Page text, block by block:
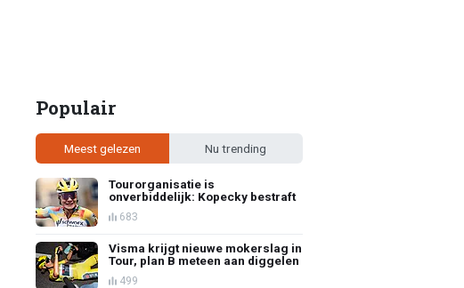
Populair
Meest gelezen Nu trending
Tourorganisatie is
onverbiddelijk: Kopecky bestraft
683
Visma krijgt nieuwe mokerslag in
Tour, plan B meteen aan diggelen
499